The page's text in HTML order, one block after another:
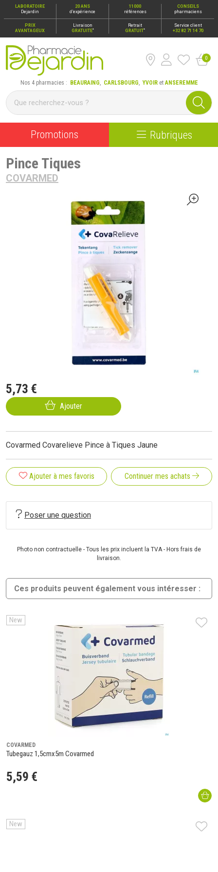
LABORATOIRE
Dejardin
20 ANS
d’expérience
11000
références
CONSEILS
pharmaciens
PRIX
AVANTAGEUX
Livraison
GRATUITE*
Retrait
GRATUIT*
Service client
+32 82 71 14 70
Pharmacie Dejardin Nos 4 pharmacies : Beauraing,
0
Nos 4 pharmacies : BEAURAING, CARLSBOURG,YVOIRetANSEREMME
Promotions Rubriques
Pince Tiques
COVARMED
5,73 €
Ajouter
Covarmed Covarelieve Pince à Tiques Jaune
Ajouter à mes favoris Continuer mes achats
Poser une question
Photo non contractuelle - Tous les prix incluent la TVA - Hors frais de
livraison.
Ces produits peuvent également vous intéresser :
New
COVARMED
Tubegauz 1,5cmx5m Covarmed
5,59 €
New